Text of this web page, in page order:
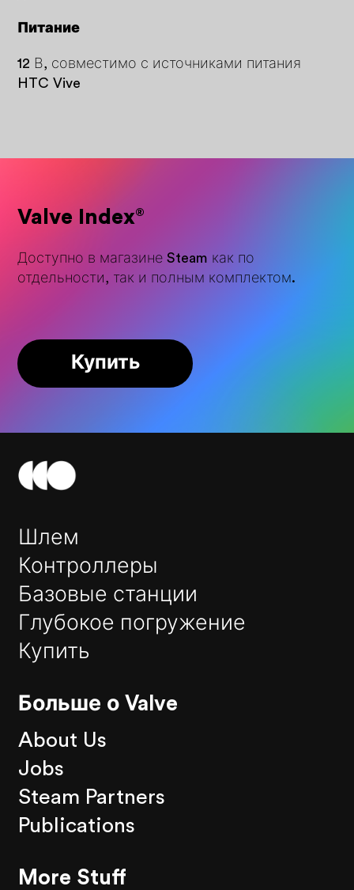
Питание
12 В, совместимо с источниками питания
HTC Vive
Valve Index®
Доступно в магазине Steam как по
отдельности, так и полным комплектом.
Купить
Шлем
Контроллеры
Базовые станции
Глубокое погружение
Купить
Больше о Valve
About Us
Jobs
Steam Partners
Publications
More Stuff